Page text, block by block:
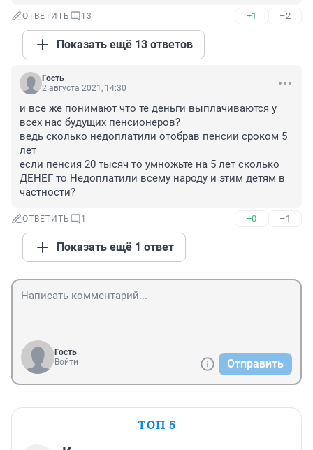
ОТВЕТИТЬ 13 +1 –2
Показать ещё 13 ответов
Гость
2 августа 2021, 14:30
и все же понимают что те деньги выплачиваются у
всех нас будущих пенсионеров?
ведь сколько недоплатили отобрав пенсии сроком 5
лет
если пенсия 20 тысяч то умножьте на 5 лет сколько
ДЕНЕГ то Недоплатили всему народу и этим детям в
частности?
ОТВЕТИТЬ 1 +0 –1
Показать ещё 1 ответ
Гость
Войти
Отправить
ТОП 5